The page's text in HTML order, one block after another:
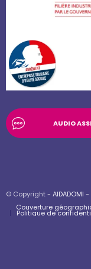
AUDIO
© Copyright - AIDADOMI -
Couverture
Politique de